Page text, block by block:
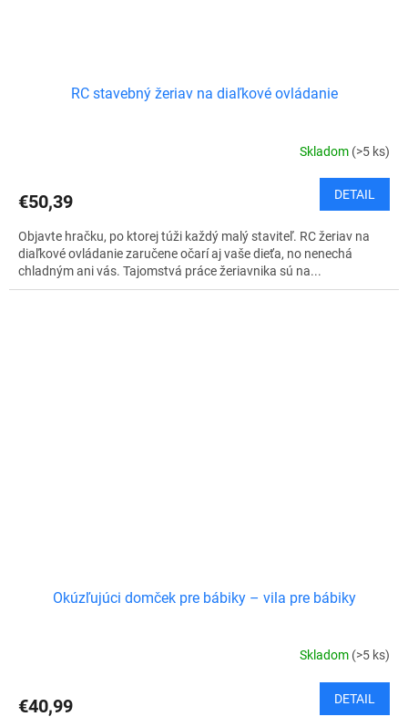
RC stavebný žeriav na diaľkové ovládanie
Skladom (>5 ks)
€50,39 DETAIL
Objavte hračku, po ktorej túži každý malý staviteľ. RC žeriav na
diaľkové ovládanie zaručene očarí aj vaše dieťa, no nenechá
chladným ani vás. Tajomstvá práce žeriavnika sú na...
Okúzľujúci domček pre bábiky – vila pre bábiky
Skladom (>5 ks)
€40,99 DETAIL